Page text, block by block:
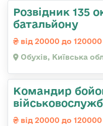
Розвідник 135
батальйону
від 20000 до
Обухів, Київська
Командир
від 20000 до